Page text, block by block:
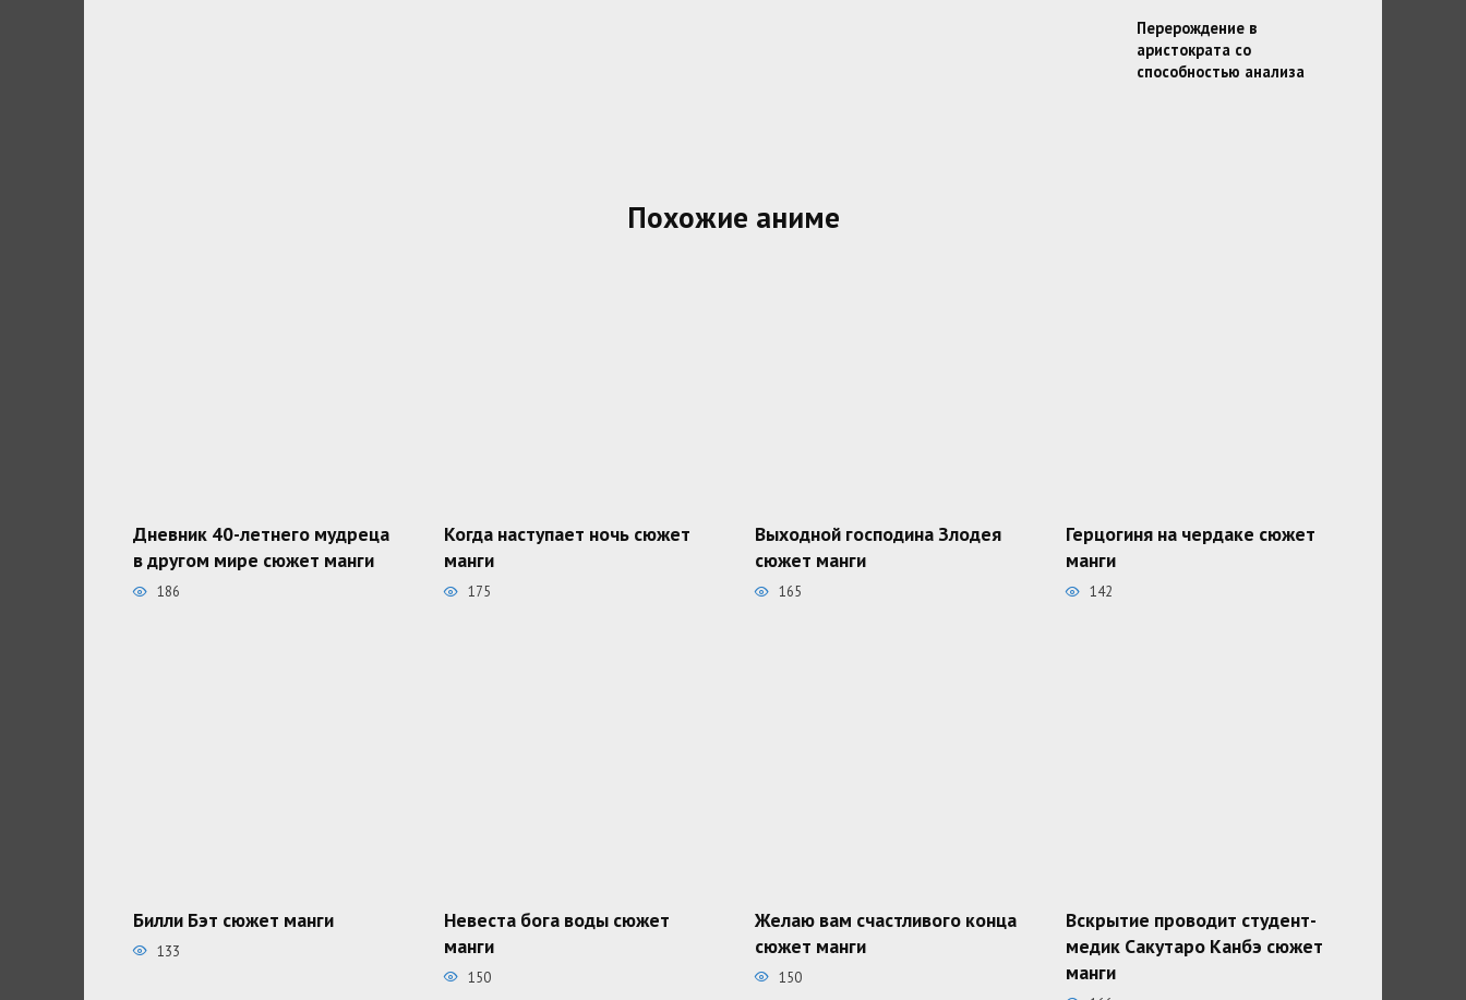
Перерождение в
аристократа со
способностью анализа
Похожие аниме
Дневник 40-летнего мудреца
в другом мире сюжет манги
186
Когда наступает ночь сюжет
манги
175
Выходной господина Злодея
сюжет манги
165
Герцогиня на чердаке сюжет
манги
142
Билли Бэт сюжет манги
133
Невеста бога воды сюжет
манги
150
Желаю вам счастливого конца
сюжет манги
150
Вскрытие проводит студент-
медик Сакутаро Канбэ сюжет
манги